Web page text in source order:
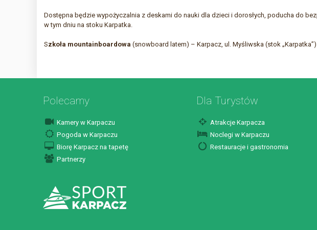
Dostępna będzie wypożyczalnia z deskami do nauki dla dzieci i dorosłych, poducha do
w tym dniu na stoku Karpatka.
Szkoła mountainboardowa (snowboard latem) – Karpacz, ul. Myśliwska (stok
Polecamy
Kamery w Karpaczu
Pogoda w Karpaczu
Biorę Karpacz na tapetę
Partnerzy
Dla Turystów
Atrakcje Karpacza
Noclegi w Karpaczu
Restauracje i gastronomia